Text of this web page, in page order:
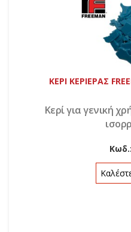
ΚΕΡΙ ΚΕΡΙΕΡΑΣ
Κερί για γενική
Κωδ.: